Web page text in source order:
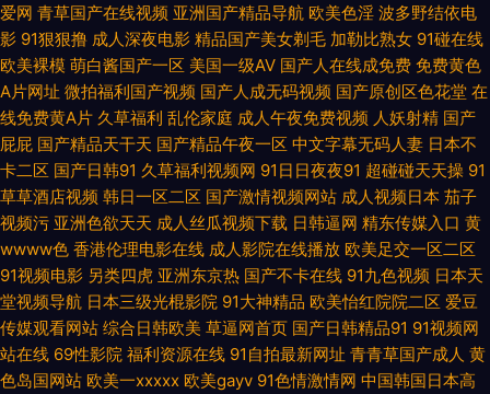
人久久 伊人久久免费 av亚洲东方 国产伪娘在线一区 天堂资源网欧美色 91次
元黄 91美女诱惑 AV新入口 蜜桃91网站 日本一本本兔费区 97色超碰在线 韩
国美女自慰 日韩色逼 91豆花官网 日韩AV打炮影院 综合精品色图 97偷拍超
碰 草莓com 国产转区 久久超碰青 蜜桃精品一二区 深夜影院深a 午夜狼人香
蕉 制服诱惑传媒探花 91视频新地址 成人a视频网 国产精品一二区 久久妻天
天碰电影 蜜桃传媒91 人人超碰导航 日韩一道日 午夜熟女福利 91社一区二区
99超碰自拍 另类口性交爱 香蕉在线 91国内高清 超碰社区自拍 韩国黄色片三
爱网 青草国产在线视频 亚洲国产精品导航 欧美色淫 波多野结依电
影 91狠狠撸 成人深夜电影 精品国产美女剃毛 加勒比熟女 91碰在线
欧美裸模 萌白酱国产一区 美国一级AV 国产人在线成免费 免费黄色
A片网址 微拍福利国产视频 国产人成无码视频 国产原创区色花堂 在
线免费黄A片 久草福利 乱伦家庭 成人午夜免费视频 人妖射精 国产
屁屁 国产精品天干天 国产精品午夜一区 中文字幕无码人妻 日本不
卡二区 国产日韩91 久草福利视频网 91日日夜夜91 超碰碰天天操 91
草草酒店视频 韩日一区二区 国产激情视频网站 成人视频日本 茄子
视频污 亚洲色欲天天 成人丝瓜视频下载 日韩逼网 精东传媒入口 黄
wwww色 香港伦理电影在线 成人影院在线播放 欧美足交一区二区
91视频电影 另类四虎 亚洲东京热 国产不卡在线 91九色视频 日本天
堂视频导航 日本三级光棍影院 91大神精品 欧美怡红院院二区 爱豆
传媒观看网站 综合日韩欧美 草逼网首页 国产日韩精品91 91视频网
站在线 69性影院 福利资源在线 91自拍最新网址 青青草国产成人 黄
色岛国网站 欧美一xxxxx 欧美gayv 91色情激情网 中国韩国日本高